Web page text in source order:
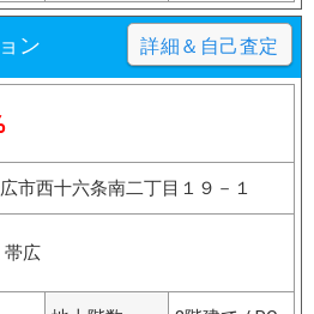
ン 詳細＆自己査定
市西十六条南二丁目１９－１
帯広